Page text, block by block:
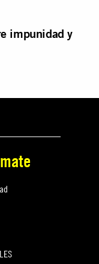
impunidad y